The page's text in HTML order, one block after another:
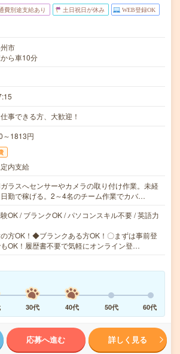
費別途支給あり 土日祝日が休み WEB登録OK
市
ら車10分
事できる方、大歓迎！
～1813円
内支給
ラスへセンサーやカメラの取り付け作業。未経
勤で稼げる。2～4名のチーム作業でカバ…
OK / ブランクOK / パソコンスキル不要 / 英語力
方OK！◆ブランクある方OK！〇まずは事前登
OK！履歴書不要で気軽にオンライン登…
30代 40代 50代 60代
応募へ進む 詳しく見る